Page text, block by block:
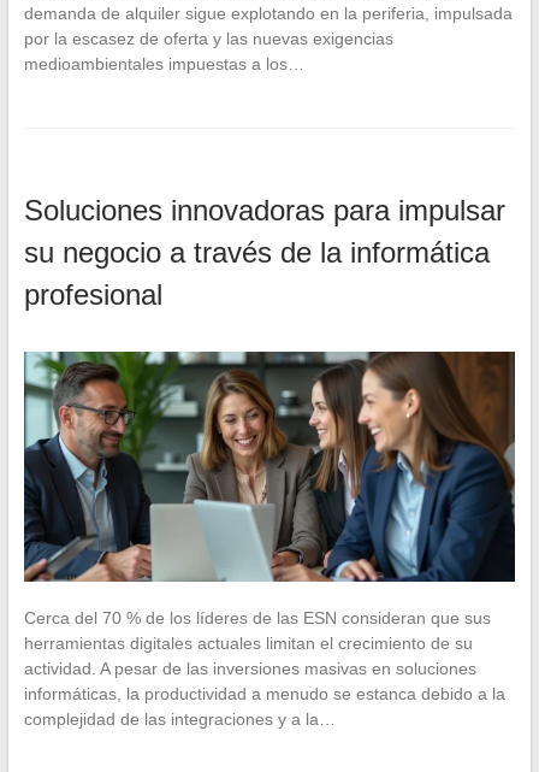
demanda de alquiler sigue explotando en la periferia, impulsada
por la escasez de oferta y las nuevas exigencias
medioambientales impuestas a los…
Soluciones innovadoras para impulsar
su negocio a través de la informática
profesional
Cerca del 70 % de los líderes de las ESN consideran que sus
herramientas digitales actuales limitan el crecimiento de su
actividad. A pesar de las inversiones masivas en soluciones
informáticas, la productividad a menudo se estanca debido a la
complejidad de las integraciones y a la…